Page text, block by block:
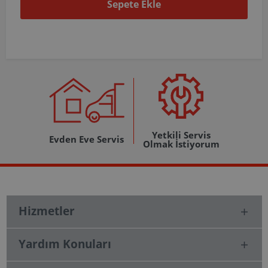
Sepete Ekle
Evden Eve Servis Yetkili Servis
Olmak İstiyorum
Hizmetler
Yardım Konuları